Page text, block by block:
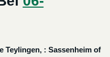
Teylingen, : Sassenheim of